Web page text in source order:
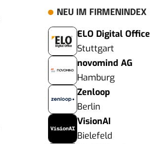
NEU IM FIRMENINDEX
ELO Digital Office
Stuttgart
novomind AG
Hamburg
Zenloop
Berlin
VisionAI
Bielefeld